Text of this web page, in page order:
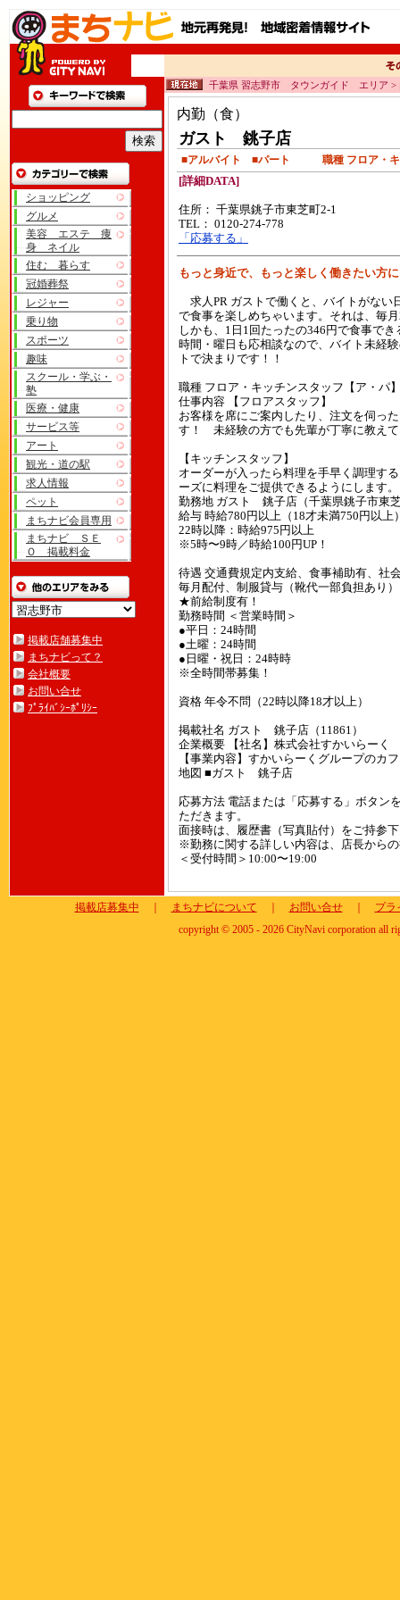
ショッピング
グルメ
美容 エステ 痩
身 ネイル
住む 暮らす
冠婚葬祭
レジャー
乗り物
スポーツ
趣味
スクール・学ぶ・
塾
医療・健康
サービス等
アート
観光・道の駅
求人情報
ペット
まちナビ会員専用
まちナビ ＳＥ
Ｏ 掲載料金
掲載店舗募集中
まちナビって？
会社概要
お問い合せ
ﾌﾟﾗｲﾊﾞｼｰﾎﾟﾘｼｰ
千葉県 習志野市 タウンガイド エリア >
内勤（食）
ガスト 銚子店
■アルバイト ■パート 職種 フロア・キ
[詳細DATA]
住所： 千葉県銚子市東芝町2-1
TEL： 0120-274-778
「応募する」
もっと身近で、もっと楽しく働きたい
求人PR ガストで働くと、バイトがない
で食事を楽しめちゃいます。それは、毎
しかも、1日1回たったの346円で食事で
時間・曜日も応相談なので、バイト未経
トで決まりです！！
職種 フロア・キッチンスタッフ【ア・パ
仕事内容 【フロアスタッフ】
お客様を席にご案内したり、注文を伺っ
す！ 未経験の方でも先輩が丁寧に教え
【キッチンスタッフ】
オーダーが入ったら料理を手早く調理す
ーズに料理をご提供できるようにします。
勤務地 ガスト 銚子店（千葉県銚子市東
給与 時給780円以上（18才未満750円以上
22時以降：時給975円以上
※5時〜9時／時給100円UP！
待遇 交通費規定内支給、食事補助有、社
毎月配付、制服貸与（靴代一部負担あり
★前給制度有！
勤務時間 ＜営業時間＞
●平日：24時間
●土曜：24時間
●日曜・祝日：24時時
※全時間帯募集！
資格 年令不問（22時以降18才以上）
掲載社名 ガスト 銚子店（11861）
企業概要 【社名】株式会社すかいらーく
【事業内容】すかいらーくグループのカ
地図 ■ガスト 銚子店
応募方法 電話または「応募する」ボタン
ただきます。
面接時は、履歴書（写真貼付）をご持参
※勤務に関する詳しい内容は、店長から
＜受付時間＞10:00〜19:00
掲載店募集中 まちナビについて お問い合せ｜
プラ
copyright © 2005 - 2026 CityNavi corporation all